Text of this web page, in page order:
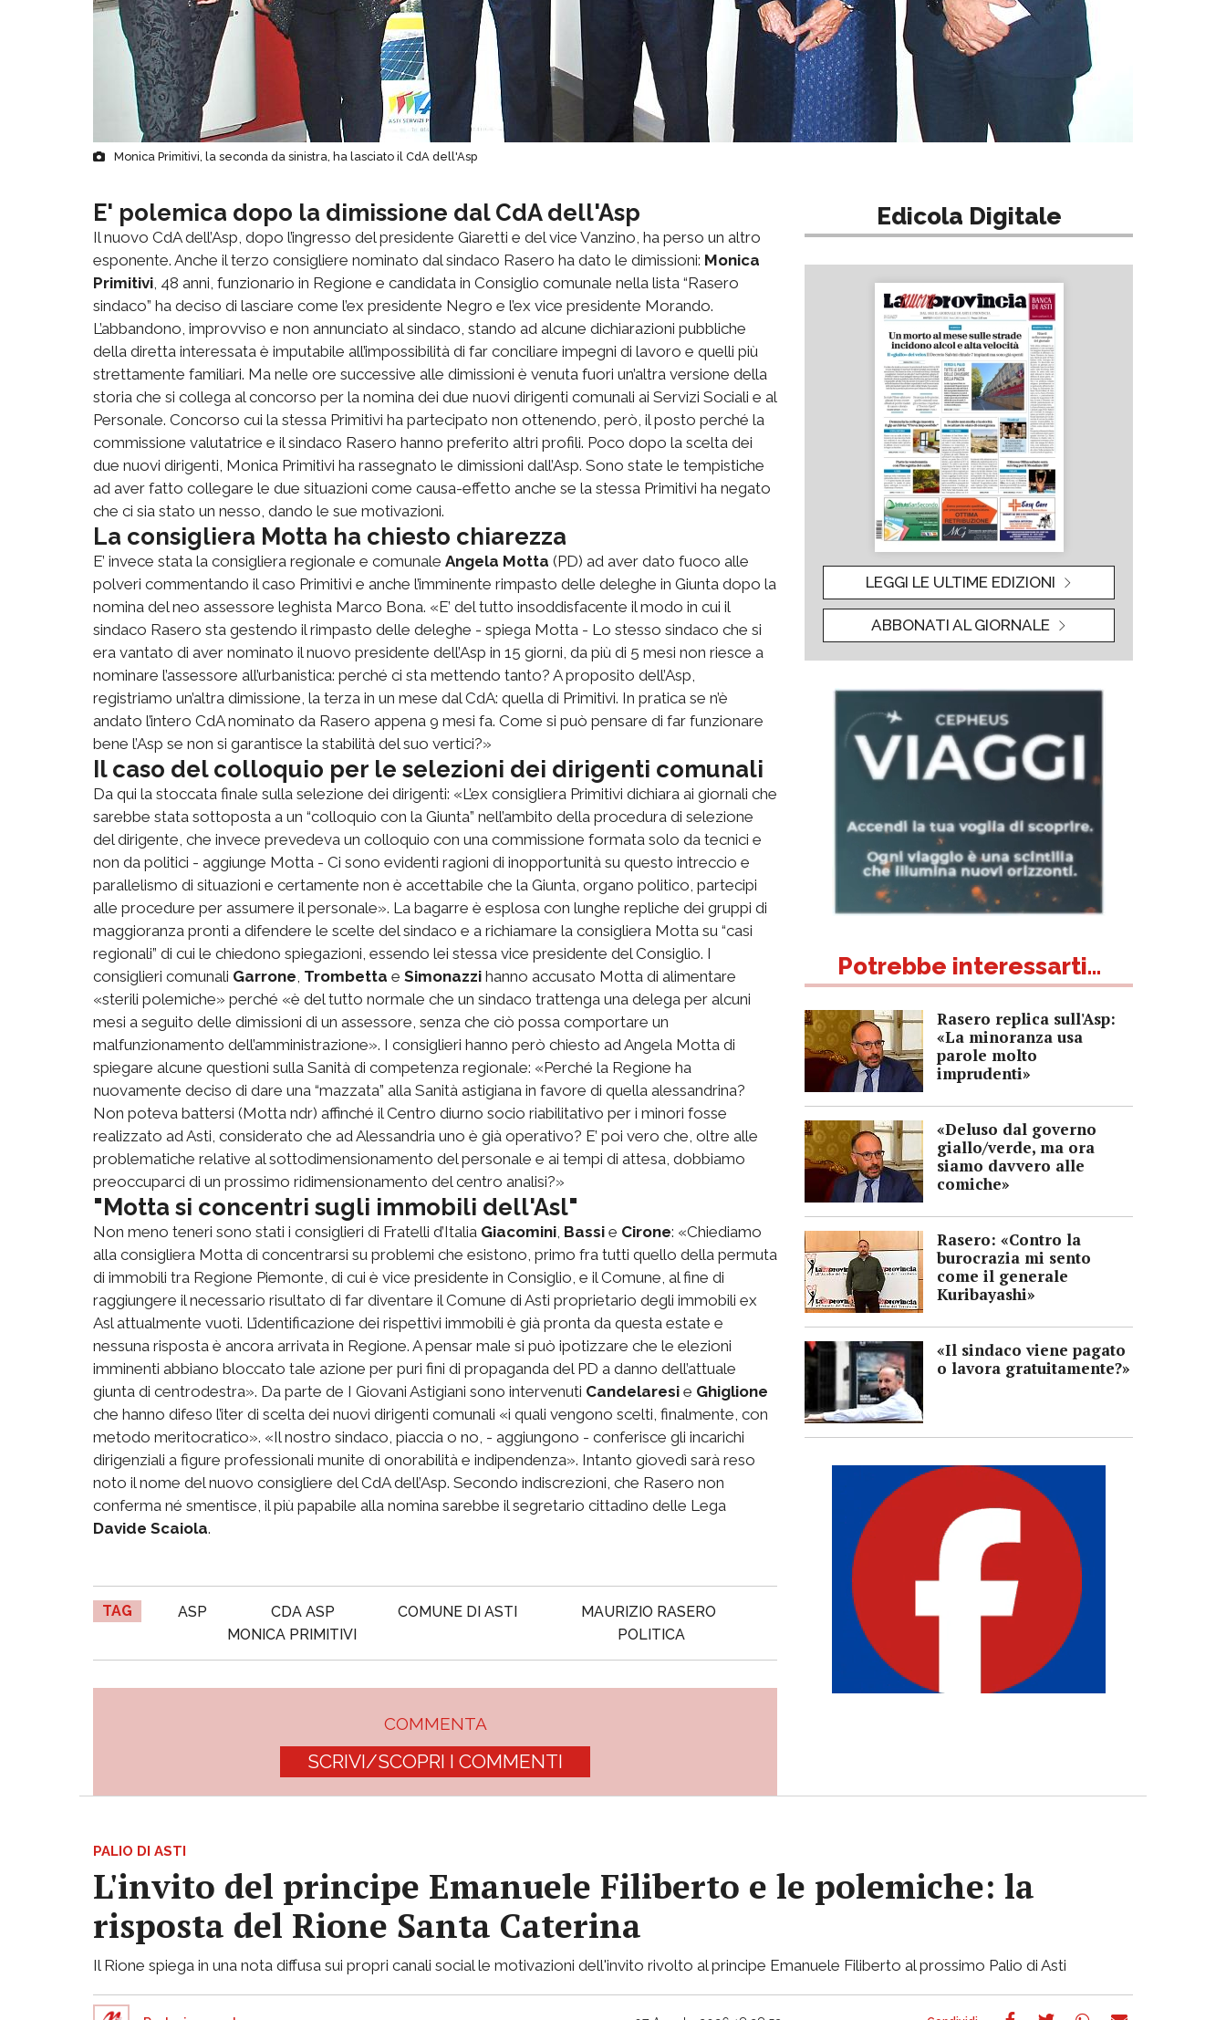
Monica Primitivi, la seconda da sinistra, ha lasciato il CdA dell'Asp
E' polemica dopo la dimissione dal CdA dell'Asp
Il nuovo CdA dell’Asp, dopo l’ingresso del presidente Giaretti e del vice Vanzino, ha perso un altro
esponente. Anche il terzo consigliere nominato dal sindaco Rasero ha dato le dimissioni: Monica
Primitivi , 48 anni, funzionario in Regione e candidata in Consiglio comunale nella lista “Rasero
sindaco” ha deciso di lasciare come l’ex presidente Negro e l’ex vice presidente Morando.
L’abbandono, improvviso e non annunciato al sindaco, stando ad alcune dichiarazioni pubbliche
della diretta interessata è imputabile all’impossibilità di far conciliare impegni di lavoro e quelli più
strettamente familiari. Ma nelle ore successive alle dimissioni è venuta fuori un’altra versione della
storia che si collega al concorso per la nomina dei due nuovi dirigenti comunali ai Servizi Sociali e al
Personale. Concorso cui la stessa Primitivi ha partecipato non ottenendo, però, il posto perché la
commissione valutatrice e il sindaco Rasero hanno preferito altri profili. Poco dopo la scelta dei
due nuovi dirigenti, Monica Primitivi ha rassegnato le dimissioni dall’Asp. Sono state le tempistiche
ad aver fatto collegare le due situazioni come causa-effetto anche se la stessa Primitivi ha negato
che ci sia stato un nesso, dando le sue motivazioni.
La consigliera Motta ha chiesto chiarezza
E’ invece stata la consigliera regionale e comunale Angela Motta (PD) ad aver dato fuoco alle
polveri commentando il caso Primitivi e anche l’imminente rimpasto delle deleghe in Giunta dopo la
nomina del neo assessore leghista Marco Bona. «E’ del tutto insoddisfacente il modo in cui il
sindaco Rasero sta gestendo il rimpasto delle deleghe - spiega Motta - Lo stesso sindaco che si
era vantato di aver nominato il nuovo presidente dell’Asp in 15 giorni, da più di 5 mesi non riesce a
nominare l’assessore all’urbanistica: perché ci sta mettendo tanto? A proposito dell’Asp,
registriamo un’altra dimissione, la terza in un mese dal CdA: quella di Primitivi. In pratica se n’è
andato l’intero CdA nominato da Rasero appena 9 mesi fa. Come si può pensare di far funzionare
bene l’Asp se non si garantisce la stabilità del suo vertici?»
Il caso del colloquio per le selezioni dei dirigenti comunali
Da qui la stoccata finale sulla selezione dei dirigenti: «L’ex consigliera Primitivi dichiara ai giornali che
sarebbe stata sottoposta a un “colloquio con la Giunta” nell’ambito della procedura di selezione
del dirigente, che invece prevedeva un colloquio con una commissione formata solo da tecnici e
non da politici - aggiunge Motta - Ci sono evidenti ragioni di inopportunità su questo intreccio e
parallelismo di situazioni e certamente non è accettabile che la Giunta, organo politico, partecipi
alle procedure per assumere il personale». La bagarre è esplosa con lunghe repliche dei gruppi di
maggioranza pronti a difendere le scelte del sindaco e a richiamare la consigliera Motta su “casi
regionali” di cui le chiedono spiegazioni, essendo lei stessa vice presidente del Consiglio. I
consiglieri comunali Garrone Trombetta e Simonazzi hanno accusato Motta di alimentare
«sterili polemiche» perché «è del tutto normale che un sindaco trattenga una delega per alcuni
mesi a seguito delle dimissioni di un assessore, senza che ciò possa comportare un
malfunzionamento dell’amministrazione». I consiglieri hanno però chiesto ad Angela Motta di
spiegare alcune questioni sulla Sanità di competenza regionale: «Perché la Regione ha
nuovamente deciso di dare una “mazzata” alla Sanità astigiana in favore di quella alessandrina?
Non poteva battersi (Motta ndr) affinché il Centro diurno socio riabilitativo per i minori fosse
realizzato ad Asti, considerato che ad Alessandria uno è già operativo? E’ poi vero che, oltre alle
problematiche relative al sottodimensionamento del personale e ai tempi di attesa, dobbiamo
preoccuparci di un prossimo ridimensionamento del centro analisi?»
"Motta si concentri sugli immobili dell'Asl"
Non meno teneri sono stati i consiglieri di Fratelli d’Italia Giacomini Bassi e Cirone: «Chiediamo
alla consigliera Motta di concentrarsi su problemi che esistono, primo fra tutti quello della permuta
di immobili tra Regione Piemonte, di cui è vice presidente in Consiglio, e il Comune, al fine di
raggiungere il necessario risultato di far diventare il Comune di Asti proprietario degli immobili ex
Asl attualmente vuoti. L’identificazione dei rispettivi immobili è già pronta da questa estate e
nessuna risposta è ancora arrivata in Regione. A pensar male si può ipotizzare che le elezioni
imminenti abbiano bloccato tale azione per puri fini di propaganda del PD a danno dell’attuale
giunta di centrodestra». Da parte de I Giovani Astigiani sono intervenuti Candelaresi e Ghiglione
che hanno difeso l’iter di scelta dei nuovi dirigenti comunali «i quali vengono scelti, finalmente, con
metodo meritocratico». «Il nostro sindaco, piaccia o no, - aggiungono - conferisce gli incarichi
dirigenziali a figure professionali munite di onorabilità e indipendenza». Intanto giovedì sarà reso
noto il nome del nuovo consigliere del CdA dell’Asp. Secondo indiscrezioni, che Rasero non
conferma né smentisce, il più papabile alla nomina sarebbe il segretario cittadino delle Lega
Davide Scaiola.
TAG ASP CDA ASP COMUNE DI ASTI
MAURIZIO RASERO
MONICA PRIMITIVI
POLITICA
COMMENTA
SCRIVI/SCOPRI I COMMENTI
Edicola Digitale
LEGGI LE ULTIME EDIZIONI
ABBONATI AL GIORNALE
Potrebbe interessarti...
Rasero replica sull'Asp:
«La minoranza usa
parole molto
imprudenti»
«Deluso dal governo
giallo/verde, ma ora
siamo davvero alle
comiche»
Rasero: «Contro la
burocrazia mi sento
come il generale
Kuribayashi»
«Il sindaco viene pagato
o lavora gratuitamente?»
PALIO DI ASTI
L'invito del principe Emanuele Filiberto e le polemiche: la
risposta del Rione Santa Caterina
Il Rione spiega in una nota diffusa sui propri canali social le motivazioni dell'invito rivolto al principe Emanuele Filiberto al prossimo Palio di Asti